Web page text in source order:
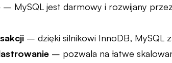
– MySQL jest darmowy i rozwijany
– dzięki silnikowi InnoDB, MySQL
– pozwala na łatwe